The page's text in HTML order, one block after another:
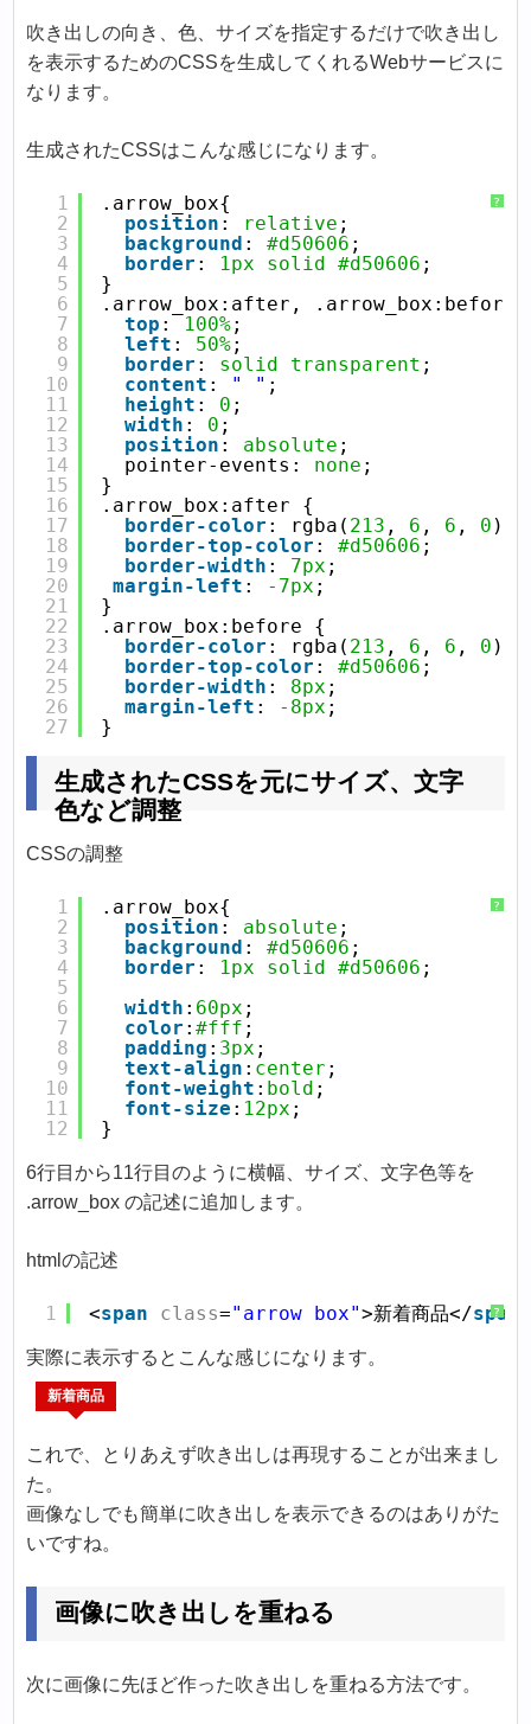
吹き出しの向き、色、サイズを指定するだけで吹き出し
を表示するためのCSSを生成してくれるWebサービスに
なります。
生成されたCSSはこんな感じになります。
?
1
2
3
4
5
6
7
8
9
10
11
12
13
14
15
16
17
18
19
20
21
22
23
24
25
26
27
.arrow_box{
position : relative ;
background : #d50606 ;
border : 1px solid #d50606 ;
}
.arrow_box:after, .arrow_box:before
top : 100%;
left : 50%;
border : solid transparent ;
content : " " ;
height : 0 ;
width : 0 ;
position : absolute ;
pointer-events: none ;
}
.arrow_box:after {
border-color : rgba( 213 , 6 , 6 , 0 );
border-top-color : #d50606 ;
border-width : 7px ;
margin-left : -7px ;
}
.arrow_box:before {
border-color : rgba( 213 , 6 , 6 , 0 );
border-top-color : #d50606 ;
border-width : 8px ;
margin-left : -8px ;
}
生成されたCSSを元にサイズ、文字
色など調整
CSSの調整
?
1
2
3
4
5
6
7
8
9
10
11
12
.arrow_box{
position : absolute ;
background : #d50606 ;
border : 1px solid #d50606 ;
width : 60px ;
color :#fff ;
padding : 3px ;
text-align : center ;
font-weight : bold ;
font-size : 12px ;
}
6行目から11行目のように横幅、サイズ、文字色等を
.arrow_box の記述に追加します。
htmlの記述
?
1 <span class="arrow_box">新着商品</span
実際に表示するとこんな感じになります。
これで、とりあえず吹き出しは再現することが出来まし
た。
画像なしでも簡単に吹き出しを表示できるのはありがた
いですね。
画像に吹き出しを重ねる
次に画像に先ほど作った吹き出しを重ねる方法です。